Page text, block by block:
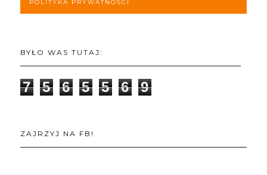
POLITYKA PRYWATNOŚCI
BYŁO WAS TUTAJ:
7 5 6 5 5 6 9
ZAJRZYJ NA FB!